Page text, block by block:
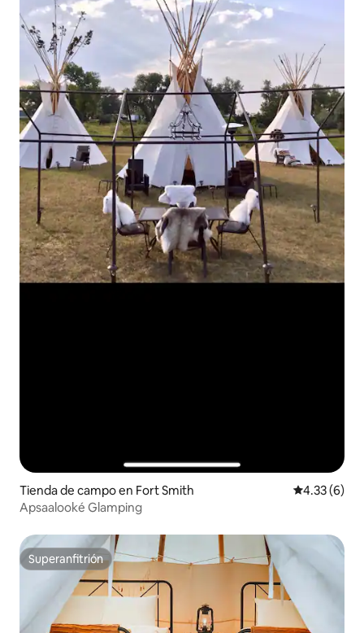
Tienda de campo en Fort Smith Calificación
4.33 (6)
Apsaalooké Glamping
Superanfitrión
Superanfitrión